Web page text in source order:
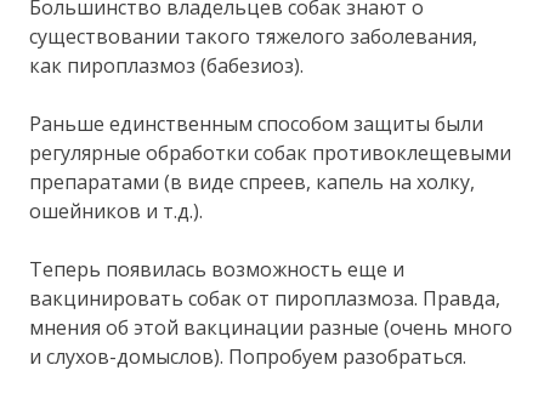
Большинство владельцев собак знают о
существовании такого тяжелого заболевания,
как пироплазмоз (бабезиоз).
Раньше единственным способом защиты были
регулярные обработки собак противоклещевыми
препаратами (в виде спреев, капель на холку,
ошейников и т.д.).
Теперь появилась возможность еще и
вакцинировать собак от пироплазмоза. Правда,
мнения об этой вакцинации разные (очень много
и слухов-домыслов). Попробуем разобраться.